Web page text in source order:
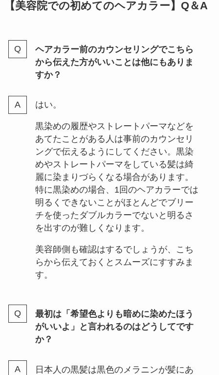
【美容院での初めてのヘアカラー】Q＆A
ヘアカラー前のカウンセリングでこちら
から伝えた方がいいことは他にもありま
すか？
はい。
黒染めの履歴やストレートパーマなどを
あてたことがある人は事前のカウンセリ
ングで伝えるようにしてください。黒染
めやストレートパーマをしている髪は綺
麗に染まりづらくなる場合があります。
特に黒染めの場合、1回のヘアカラーでは
明るくできないことがほとんどでブリー
チを使ったダブルカラーでないと明るさ
を出すのが難しくなります。
美容師側も確認はするでしょうが、こち
らから伝えておくとスムーズにすすみま
す。
最初は「希望色よりも暗めに染めたほう
がいいよ」と言われるのはどうしてです
か？
日本人の黒髪は黒色のメラニンが髪にあ